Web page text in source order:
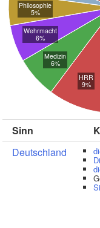
HRR
9%
Medizin
6%
Wehrmacht
6%
Philosophie
5%
Sinn
Deutschland